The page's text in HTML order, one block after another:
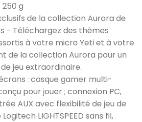
g
de la collection Aurora de
- Téléchargez des thèmes
à votre micro Yeti et à votre
de la collection Aurora pour un
jeu extraordinaire.
: casque gamer multi-
pour jouer ; connexion PC,
AUX avec flexibilité de jeu de
LIGHTSPEED sans fil,